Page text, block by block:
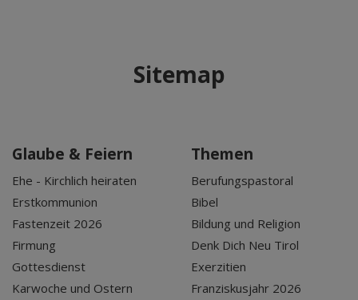
Sitemap
Glaube & Feiern
Ehe - Kirchlich heiraten
Erstkommunion
Fastenzeit 2026
Firmung
Gottesdienst
Karwoche und Ostern
Themen
Berufungspastoral
Bibel
Bildung und Religion
Denk Dich Neu Tirol
Exerzitien
Franziskusjahr 2026